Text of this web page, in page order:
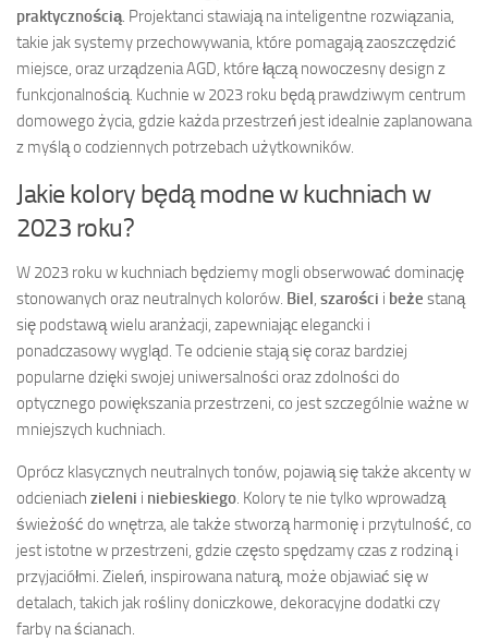
praktycznością. Projektanci stawiają na inteligentne rozwiązania,
takie jak systemy przechowywania, które pomagają zaoszczędzić
miejsce, oraz urządzenia AGD, które łączą nowoczesny design z
funkcjonalnością. Kuchnie w 2023 roku będą prawdziwym centrum
domowego życia, gdzie każda przestrzeń jest idealnie zaplanowana
z myślą o codziennych potrzebach użytkowników.
Jakie kolory będą modne w kuchniach w
2023 roku?
W 2023 roku w kuchniach będziemy mogli obserwować dominację
stonowanych oraz neutralnych kolorów. Biel, szarości i beże staną
się podstawą wielu aranżacji, zapewniając elegancki i
ponadczasowy wygląd. Te odcienie stają się coraz bardziej
popularne dzięki swojej uniwersalności oraz zdolności do
optycznego powiększania przestrzeni, co jest szczególnie ważne w
mniejszych kuchniach.
Oprócz klasycznych neutralnych tonów, pojawią się także akcenty w
odcieniach zieleni i niebieskiego. Kolory te nie tylko wprowadzą
świeżość do wnętrza, ale także stworzą harmonię i przytulność, co
jest istotne w przestrzeni, gdzie często spędzamy czas z rodziną i
przyjaciółmi. Zieleń, inspirowana naturą, może objawiać się w
detalach, takich jak rośliny doniczkowe, dekoracyjne dodatki czy
farby na ścianach.